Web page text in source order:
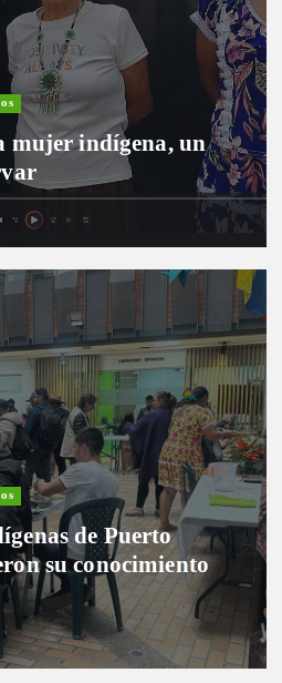
mujer indígena, un
de Puerto
su conocimiento